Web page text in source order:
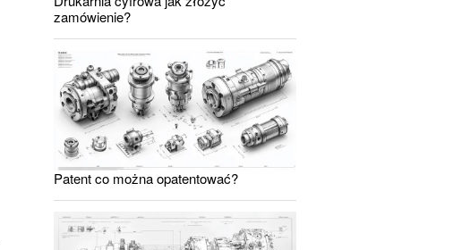
zamówienie?
Patent co można opatentować?